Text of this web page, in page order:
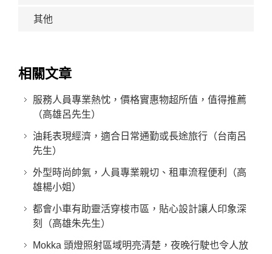
其他
相關文章
服務人員專業熱忱，價格實惠物超所值，值得推薦
（高雄呂先生）
油耗表現經濟，適合日常通勤或長途旅行（台南呂
先生）
外型時尚帥氣，人員專業親切、租車流程便利（高
雄楊小姐）
都會小車有助靈活穿梭市區，貼心設計讓人印象深
刻（高雄朱先生）
Mokka 頭燈照射區域明亮清楚，夜晚行駛也令人放